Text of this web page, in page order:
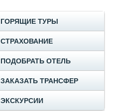
ГОРЯЩИЕ ТУРЫ
СТРАХОВАНИЕ
ПОДОБРАТЬ ОТЕЛЬ
ЗАКАЗАТЬ ТРАНСФЕР
ЭКСКУРСИИ